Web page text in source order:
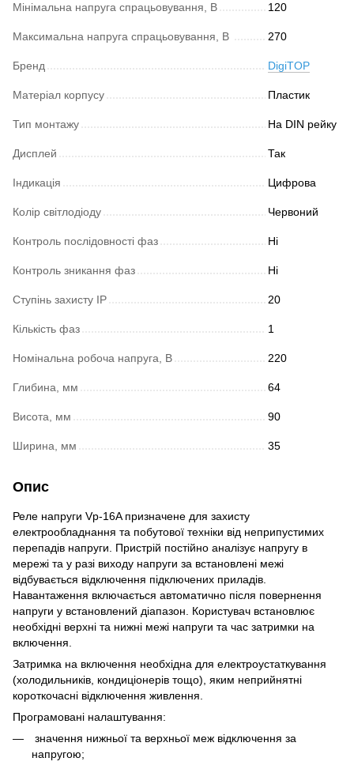
Мінімальна напруга спрацьовування, В 120
Максимальна напруга спрацьовування, В 270
Бренд DigiTOP
Матеріал корпусу Пластик
Тип монтажу На DIN рейку
Дисплей Так
Індикація Цифрова
Колір світлодіоду Червоний
Контроль послідовності фаз Ні
Контроль зникання фаз Ні
Ступінь захисту IP 20
Кількість фаз 1
Номінальна робоча напруга, В 220
Глибина, мм 64
Висота, мм 90
Ширина, мм 35
Опис
Реле напруги Vp-16A призначене для захисту
електрообладнання та побутової техніки від неприпустимих
перепадів напруги. Пристрій постійно аналізує напругу в
мережі та у разі виходу напруги за встановлені межі
відбувається відключення підключених приладів.
Навантаження включається автоматично після повернення
напруги у встановлений діапазон. Користувач встановлює
необхідні верхні та нижні межі напруги та час затримки на
включення.
Затримка на включення необхідна для електроустаткування
(холодильників, кондиціонерів тощо), яким неприйнятні
короткочасні відключення живлення.
Програмовані налаштування:
значення нижньої та верхньої меж відключення за
напругою;